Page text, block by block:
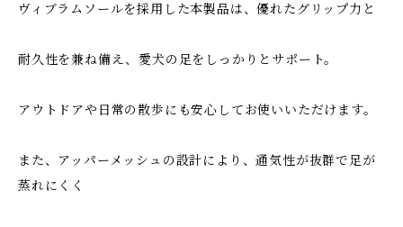
ヴィブラムソールを採用した本製品は、優れたグリップ力と
耐久性を兼ね備え、愛犬の足をしっかりとサポート。
アウトドアや日常の散歩にも安心してお使いいただけます。
また、アッパーメッシュの設計により、通気性が抜群で足が
蒸れにくく